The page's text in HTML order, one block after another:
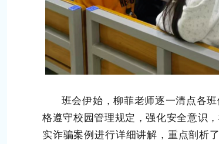
班会伊始，柳菲老师逐一清点各班
格遵守校园管理规定，强化安全意识
实诈骗案例进行详细讲解，重点剖析